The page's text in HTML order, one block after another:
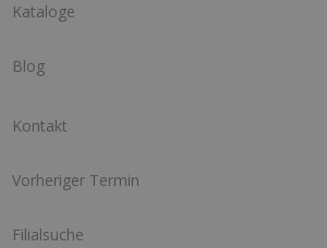
Kataloge
Blog
Kontakt
Vorheriger Termin
Filialsuche